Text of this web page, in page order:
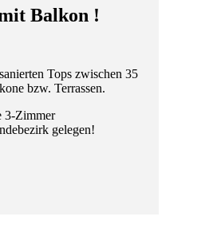
Balkon !
Tops zwischen 35
bzw. Terrassen.
3-Zimmer
gelegen!